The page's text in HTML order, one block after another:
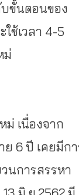
ขั้นตอนของ
ช้เวลา 4-5
ม่
ม่ เนื่องจาก
6 ปี เคยมีก
นการสรรหา